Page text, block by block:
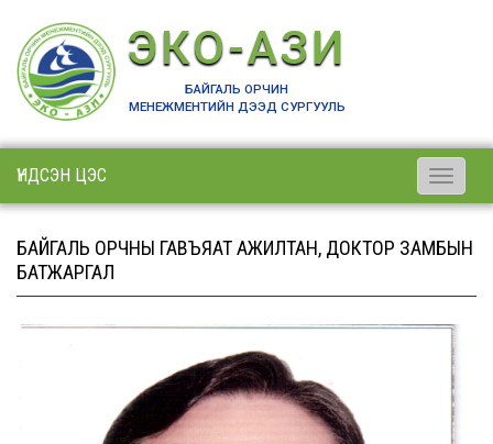
ЭКО-АЗИ
БАЙГАЛЬ ОРЧИН
МЕНЕЖМЕНТИЙН ДЭЭД СУРГУУЛЬ
ҮНДСЭН ЦЭС
Toggle
БАЙГАЛЬ ОРЧНЫ ГАВЪЯАТ АЖИЛТАН, ДОКТОР ЗАМБЫН
БАТЖАРГАЛ